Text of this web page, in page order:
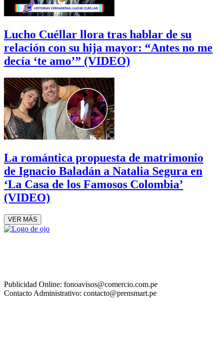
Lucho Cuéllar llora tras hablar de su
relación con su hija mayor: “Antes no me
decía ‘te amo’” (VIDEO)
La romántica propuesta de matrimonio
de Ignacio Baladán a Natalia Segura en
‘La Casa de los Famosos Colombia’
(VIDEO)
VER MÁS
Publicidad Online: fonoavisos@comercio.com.pe
Contacto Administrativo: contacto@prensmart.pe